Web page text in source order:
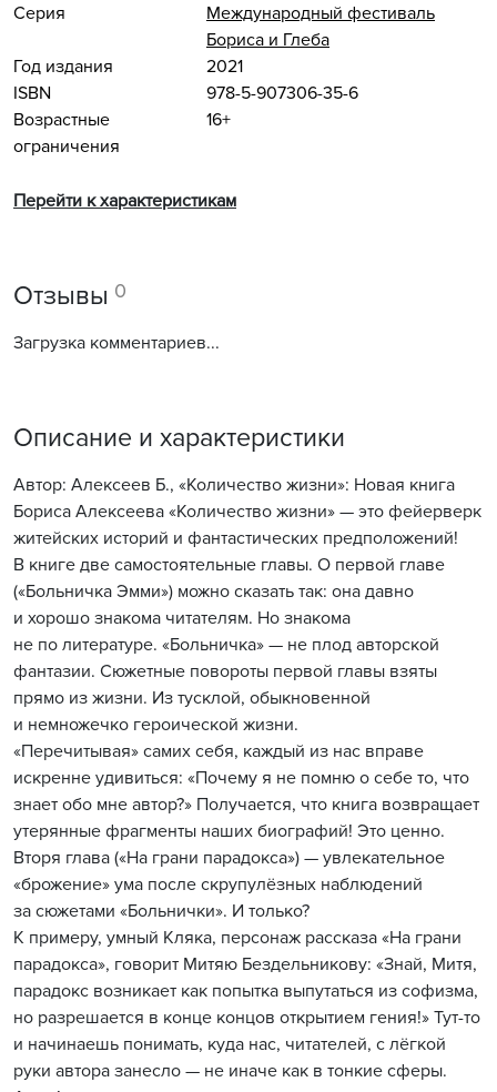
Серия
Международный фестиваль
Бориса и Глеба
Год издания
2021
ISBN
978-5-907306-35-6
Возрастные
ограничения
16+
Перейти к характеристикам
Отзывы 0
Загрузка комментариев...
Описание и характеристики
Автор: Алексеев Б., «Количество жизни»: Новая книга
Бориса Алексеева «Количество жизни» — это фейерверк
житейских историй и фантастических предположений!
В книге две самостоятельные главы. О первой главе
(«Больничка Эмми») можно сказать так: она давно
и хорошо знакома читателям. Но знакома
не по литературе. «Больничка» — не плод авторской
фантазии. Сюжетные повороты первой главы взяты
прямо из жизни. Из тусклой, обыкновенной
и немножечко героической жизни.
«Перечитывая» самих себя, каждый из нас вправе
искренне удивиться: «Почему я не помню о себе то, что
знает обо мне автор?» Получается, что книга возвращает
утерянные фрагменты наших биографий! Это ценно.
Вторя глава («На грани парадокса») — увлекательное
«брожение» ума после скрупулёзных наблюдений
за сюжетами «Больнички». И только?
К примеру, умный Кляка, персонаж рассказа «На грани
парадокса», говорит Митяю Бездельникову: «Знай, Митя,
парадокс возникает как попытка выпутаться из софизма,
но разрешается в конце концов открытием гения!» Тут-то
и начинаешь понимать, куда нас, читателей, с лёгкой
руки автора занесло — не иначе как в тонкие сферы.